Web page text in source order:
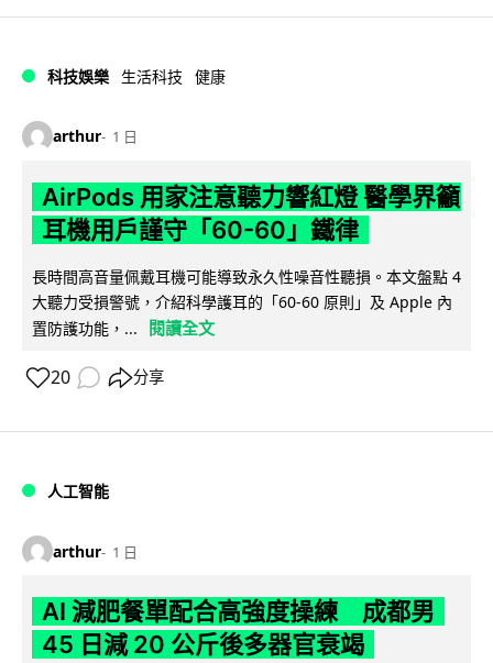
科技娛樂 生活科技 健康
arthur 1 日
AirPods 用家注意聽力響紅燈 醫學界籲
耳機用戶謹守「60-60」鐵律
長時間高音量佩戴耳機可能導致永久性噪音性聽損。本文盤點 4
大聽力受損警號，介紹科學護耳的「60-60 原則」及 Apple 內
置防護功能，...
閱讀全文
20 分享
人工智能
arthur 1 日
AI 減肥餐單配合高強度操練 成都男
45 日減 20 公斤後多器官衰竭